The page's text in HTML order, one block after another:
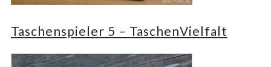
Taschenspieler 5 – TaschenVielfalt